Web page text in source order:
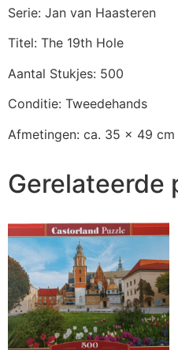
Serie: Jan van Haasteren
Titel: The 19th Hole
Aantal Stukjes: 500
Conditie: Tweedehands
Afmetingen: ca. 35 x 49 cm
Gerelateerde